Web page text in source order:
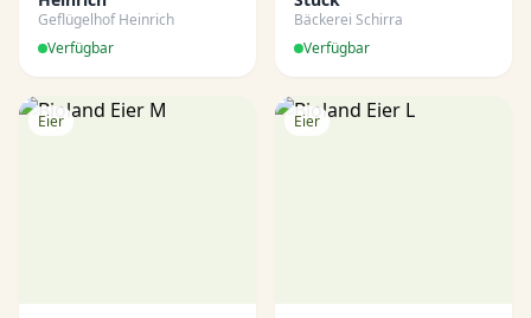
Geflügelhof Heinrich
Verfügbar
Bäckerei Schirra
Verfügbar
Eier Eier